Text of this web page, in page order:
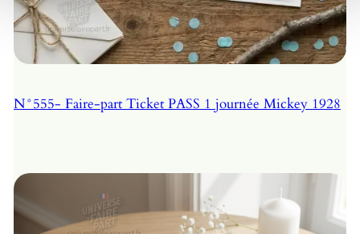
N°555- Faire-part Ticket PASS 1 journée Mickey 1928